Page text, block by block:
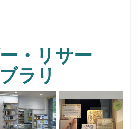
・リサー
ラリ